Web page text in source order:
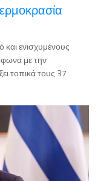
και ενισχυμένους
με την
τοπικά τους 37